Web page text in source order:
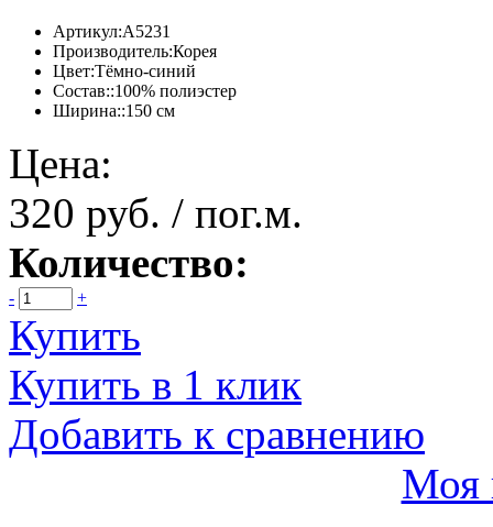
Артикул:А5231
Производитель:Корея
Цвет:Тёмно-синий
Состав::100% полиэстер
Ширина::150 см
Цена:
320 руб. / пог.м.
Количество:
- +
Купить
Купить в 1 клик
Добавить к сравнению
Моя